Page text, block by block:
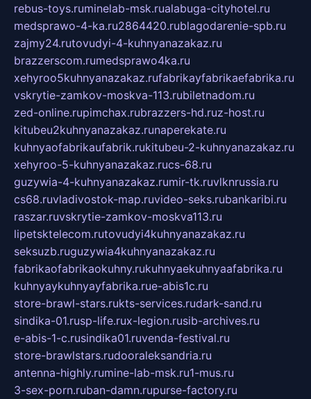
rebus-toys.ruminelab-msk.rualabuga-cityhotel.ru
medsprawo-4-ka.ru2864420.rublagodarenie-spb.ru
zajmy24.rutovudyi-4-kuhnyanazakaz.ru
brazzerscom.rumedsprawo4ka.ru
xehyroo5kuhnyanazakaz.rufabrikayfabrikaefabrika.ru
vskrytie-zamkov-moskva-113.rubiletnadom.ru
zed-online.rupimchax.rubrazzers-hd.ruz-host.ru
kitubeu2kuhnyanazakaz.runaperekate.ru
kuhnyaofabrikaufabrik.rukitubeu-2-kuhnyanazakaz.ru
xehyroo-5-kuhnyanazakaz.rucs-68.ru
guzywia-4-kuhnyanazakaz.rumir-tk.ruvlknrussia.ru
cs68.ruvladivostok-map.ruvideo-seks.rubankaribi.ru
raszar.ruvskrytie-zamkov-moskva113.ru
lipetsktelecom.rutovudyi4kuhnyanazakaz.ru
seksuzb.ruguzywia4kuhnyanazakaz.ru
fabrikaofabrikaokuhny.rukuhnyaekuhnyaafabrika.ru
kuhnyaykuhnyayfabrika.rue-abis1c.ru
store-brawl-stars.rukts-services.rudark-sand.ru
sindika-01.rusp-life.rux-legion.rusib-archives.ru
e-abis-1-c.rusindika01.ruvenda-festival.ru
store-brawlstars.rudooraleksandria.ru
antenna-highly.rumine-lab-msk.ru1-mus.ru
3-sex-porn.ruban-damn.rupurse-factory.ru